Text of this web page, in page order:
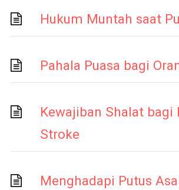
Hukum Muntah saat
Pahala Puasa bagi
Kewajiban Shalat bagi
Stroke
Menghadapi Putus